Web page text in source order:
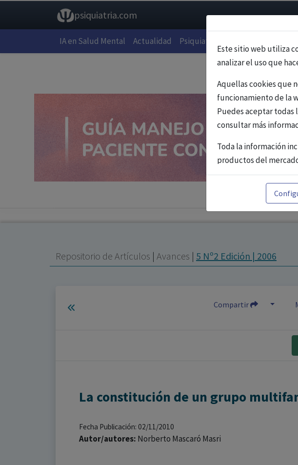
psiquiatria.com
IA en Salud Mental Actualidad Psiquiatría
Este sitio web utiliza
analizar el uso que
Aquellas cookies que
funcionamiento de la
Puedes aceptar todas
consultar más
Toda la información
productos del
profesionales
prescribir o dispensar
profesional. La
a título meramente
a las necesidades del
Repositorio de Artículos | Avances | 5 Nº2 Edición | 2006
Compartir
La constitución de un grupo
Fecha Publicación: 02/11/2010
Autor/autores: Norberto Mascaró Masri